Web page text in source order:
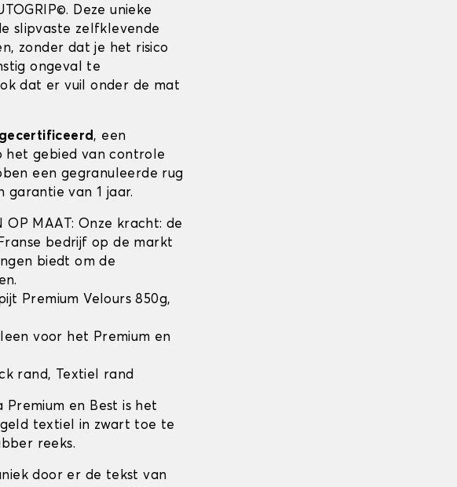
Deze unieke
slipvaste zelfklevende
zonder dat je het risico
ongeval te
dat er vuil onder de mat
gecertificeerd, een
het gebied van controle
een gegranuleerde rug
van 1 jaar.
OP MAAT: Onze kracht: de
bedrijf op de markt
biedt om de
Premium Velours 850g,
voor het Premium en
rand, Textiel rand
Premium en Best is het
textiel in zwart toe te
reeks.
door er de tekst van